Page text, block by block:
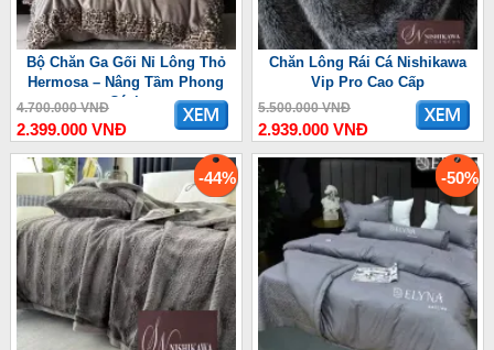
Bộ Chăn Ga Gối Nỉ Lông Thỏ
Hermosa – Nâng Tầm Phong
Cách
4.700.000 VNĐ
2.399.000 VNĐ
Chăn Lông Rái Cá Nishikawa
Vip Pro Cao Cấp
5.500.000 VNĐ
2.939.000 VNĐ
-44% -50%